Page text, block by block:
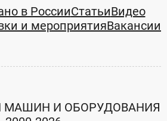
в РоссииСтатьиВидео
и мероприятияВакансии
МАШИН И ОБОРУДОВАНИЯ